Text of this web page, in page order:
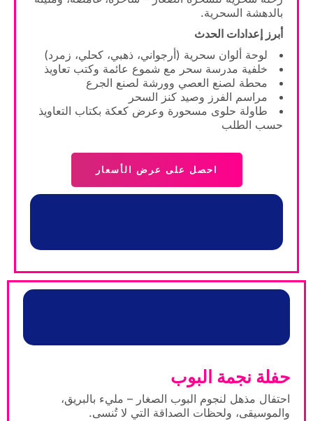
بالدهشة السحرية.
أبرز إعدادات الحدث
لوحة ألوان سحرية (أرجواني، ذهبي، كحلي، زمرد)
خلفية مدرسة سحر مع شموع عائمة وكتب تعاويذ
محطة لصنع العصي وورشة لصنع الجرع
مراسم الفرز وصيد كنز السحر
طاولة حلوى مسحورة وعرض كعكة بكتاب التعاويذ
حسب الطلب
احصل على عرض الأسعار
حفلة نجمة البوب
احتفال مذهل لنجوم البوب الصغار – مليء بالبريق،
والموسيقى، ولحظات الصداقة التي لا تُنسى.